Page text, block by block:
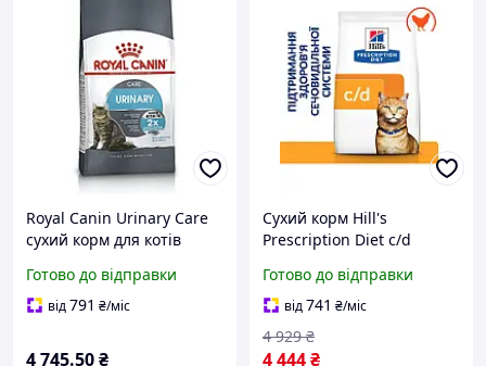
Royal Canin Urinary Care
сухий корм для котів
шляхів ( 10 кг)
Готово до відправки
від791 ₴/міс
4 745.50₴
Сухий корм Hill's
Prescription Diet c/d
кішок з куркою 8 кг
Готово до відправки
від741 ₴/міс
4 444₴
4 929 ₴